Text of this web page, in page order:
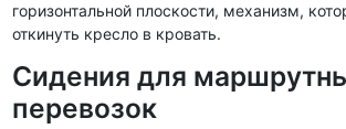
горизонтальной плоскости, механизм,
откинуть кресло в кровать.
Сидения для
перевозок